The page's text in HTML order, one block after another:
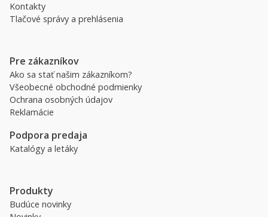
Kontakty
Tlačové správy a prehlásenia
Pre zákazníkov
Ako sa stať našim zákazníkom?
Všeobecné obchodné podmienky
Ochrana osobných údajov
Reklamácie
Podpora predaja
Katalógy a letáky
Produkty
Budúce novinky